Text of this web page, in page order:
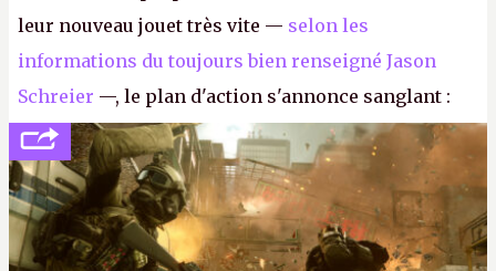
leur nouveau jouet très vite — selon les
informations du toujours bien renseigné Jason
Schreier —, le plan d'action s'annonce sanglant :
réductions de coûts drastiques, fermetures de
studios et licenciements massifs. En gros, essorer
FCetBattlefield, puis virer le reste.P.